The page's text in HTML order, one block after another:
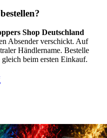
Shop Deutschland
Absender verschickt. Auf
Händlername. Bestelle
gleich beim ersten Einkauf.